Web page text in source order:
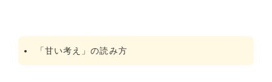
「甘い考え」の読み方